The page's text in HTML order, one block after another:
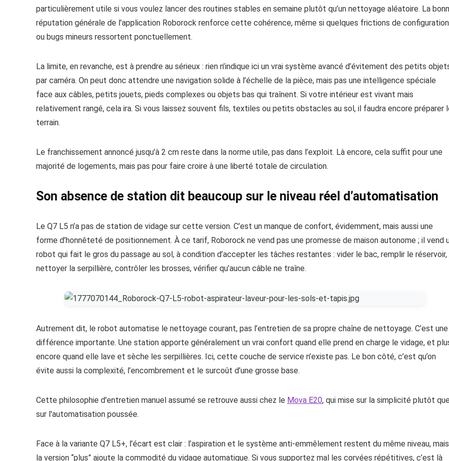
particulièrement utile si vous voulez lancer des routines stables en semaine plutôt qu’un nettoyage aléatoire. La
réputation générale de l’application Roborock renforce cette cohérence, même si quelques frictions de configuration
ou bugs mineurs ressortent ponctuellement.
La limite, en revanche, est à prendre au sérieux : rien n’indique ici un vrai système avancé d’évitement des petits
par caméra. On peut donc attendre une navigation solide à l’échelle de la pièce, mais pas une intelligence spéciale
face aux câbles, petits jouets, pieds complexes ou objets bas qui traînent. Si votre intérieur est vivant mais
relativement rangé, cela ira. Si vous laissez souvent fils, textiles ou petits obstacles au sol, il faudra encore préparer
terrain.
Le franchissement annoncé jusqu’à 2 cm reste dans la norme utile, pas dans l’exploit. Là encore, cela suffit pour une
majorité de logements, mais pas pour faire croire à une liberté totale de circulation.
Son absence de station dit beaucoup sur le niveau réel d’automatisation
Le Q7 L5 n’a pas de station de vidage sur cette version. C’est un manque de confort, évidemment, mais aussi une
forme d’honnêteté de positionnement. À ce tarif, Roborock ne vend pas une promesse de maison autonome ; il vend
robot qui fait le gros du passage au sol, à condition d’accepter les tâches restantes : vider le bac, remplir le réservoir,
nettoyer la serpillière, contrôler les brosses, vérifier qu’aucun câble ne traîne.
Autrement dit, le robot automatise le nettoyage courant, pas l’entretien de sa propre chaîne de nettoyage. C’est une
différence importante. Une station apporte généralement un vrai confort quand elle prend en charge le vidage, et
encore quand elle lave et sèche les serpillières. Ici, cette couche de service n’existe pas. Le bon côté, c’est qu’on
évite aussi la complexité, l’encombrement et le surcoût d’une grosse base.
Cette philosophie d'entretien manuel assumé se retrouve aussi chez le Mova E20, qui mise sur la simplicité plutôt
sur l'automatisation poussée.
Face à la variante Q7 L5+, l’écart est clair : l’aspiration et le système anti-emmêlement restent du même niveau, mais
la version “plus” ajoute la commodité du vidage automatique. Si vous supportez mal les corvées répétitives, c’est là